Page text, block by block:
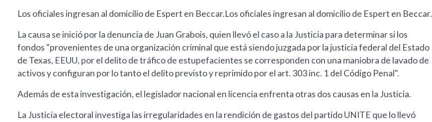
Los oficiales ingresan al domicilio de Espert en Beccar.Los oficiales ingresan al domicilio de Espert en Beccar.
La causa se inició por la denuncia de Juan Grabois, quien llevó el caso a la Justicia para determinar si los
fondos "provenientes de una organización criminal que está siendo juzgada por la justicia federal del Estado
de Texas, EEUU, por el delito de tráfico de estupefacientes se corresponden con una maniobra de lavado de
activos y configuran por lo tanto el delito previsto y reprimido por el art. 303 inc. 1 del Código Penal".
Además de esta investigación, el legislador nacional en licencia enfrenta otras dos causas en la Justicia.
La Justicia electoral investiga las irregularidades en la rendición de gastos del partido UNITE que lo llevó